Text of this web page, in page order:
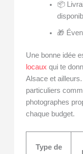
📦
🎁
Une bonne idée
locaux qui te
Alsace et
particuliers
photographes
chaque budget.
Type de